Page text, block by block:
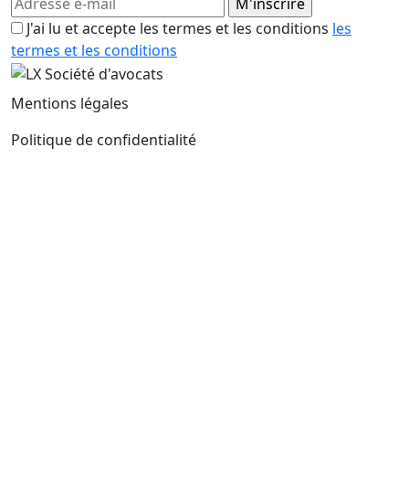
J'ai lu et accepte les termes et les conditions les
termes et les conditions
Mentions légales
Politique de confidentialité